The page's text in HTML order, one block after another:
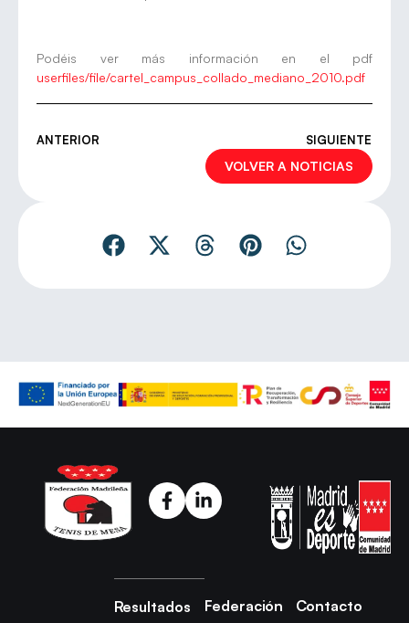
Podéis ver más información en el pdf
userfiles/file/cartel_campus_collado_mediano_2010.pdf
ANTERIOR SIGUIENTE
VOLVER A NOTICIAS
Resultados
Federación
Contacto